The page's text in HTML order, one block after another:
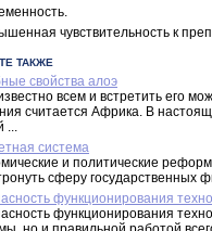
чувствительность к
ТАКЖЕ
свойства алоэ
всем и встретить его
считается Африка. В
...
система
и политические
сферу государственных
функционирования
функционирования